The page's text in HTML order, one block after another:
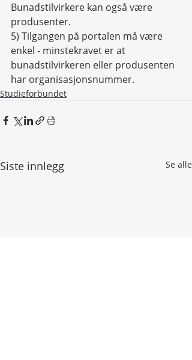
Bunadstilvirkere kan også være
produsenter.
5) Tilgangen på portalen må være
enkel - minstekravet er at
bunadstilvirkeren eller produsenten
har organisasjonsnummer.
Studieforbundet
Siste innlegg Se alle